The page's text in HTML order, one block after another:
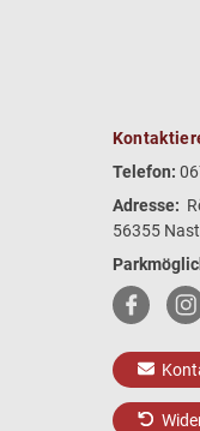
Telefon:
Adresse:
56355